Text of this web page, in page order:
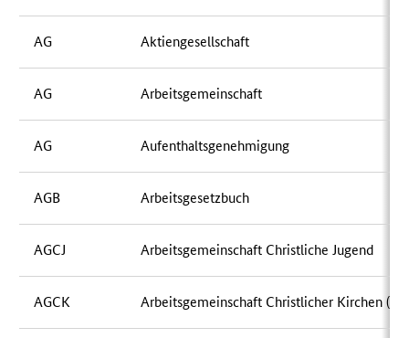
AG Aktiengesellschaft
AG Arbeitsgemeinschaft
AG Aufenthaltsgenehmigung
AGB Arbeitsgesetzbuch
AGCJ Arbeitsgemeinschaft Christliche Jugend
AGCK Arbeitsgemeinschaft Christlicher Kirchen